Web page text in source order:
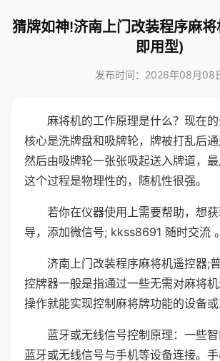
猜牌如神!济南上门改装程序麻
即用型)
发布时间：2026年08月08
麻将机的工作原理是什么？现在
核心是洗牌盘和吸牌轮，牌被打乱后通
然后由吸牌轮一张张吸起送入牌道，最
这个过程是物理性的，随机性很强。
若你在仪器使用上需要帮助，想
导，添加微信号; kkss8691 随时交流 。
济南上门改装程序麻将机遥控器;
控牌器一般是指通过一些无需对麻将
操作就能实现控制麻将牌功能的设备或
蓝牙或无线信号控制原理：一些
蓝牙或无线信号与手机等设备连接。